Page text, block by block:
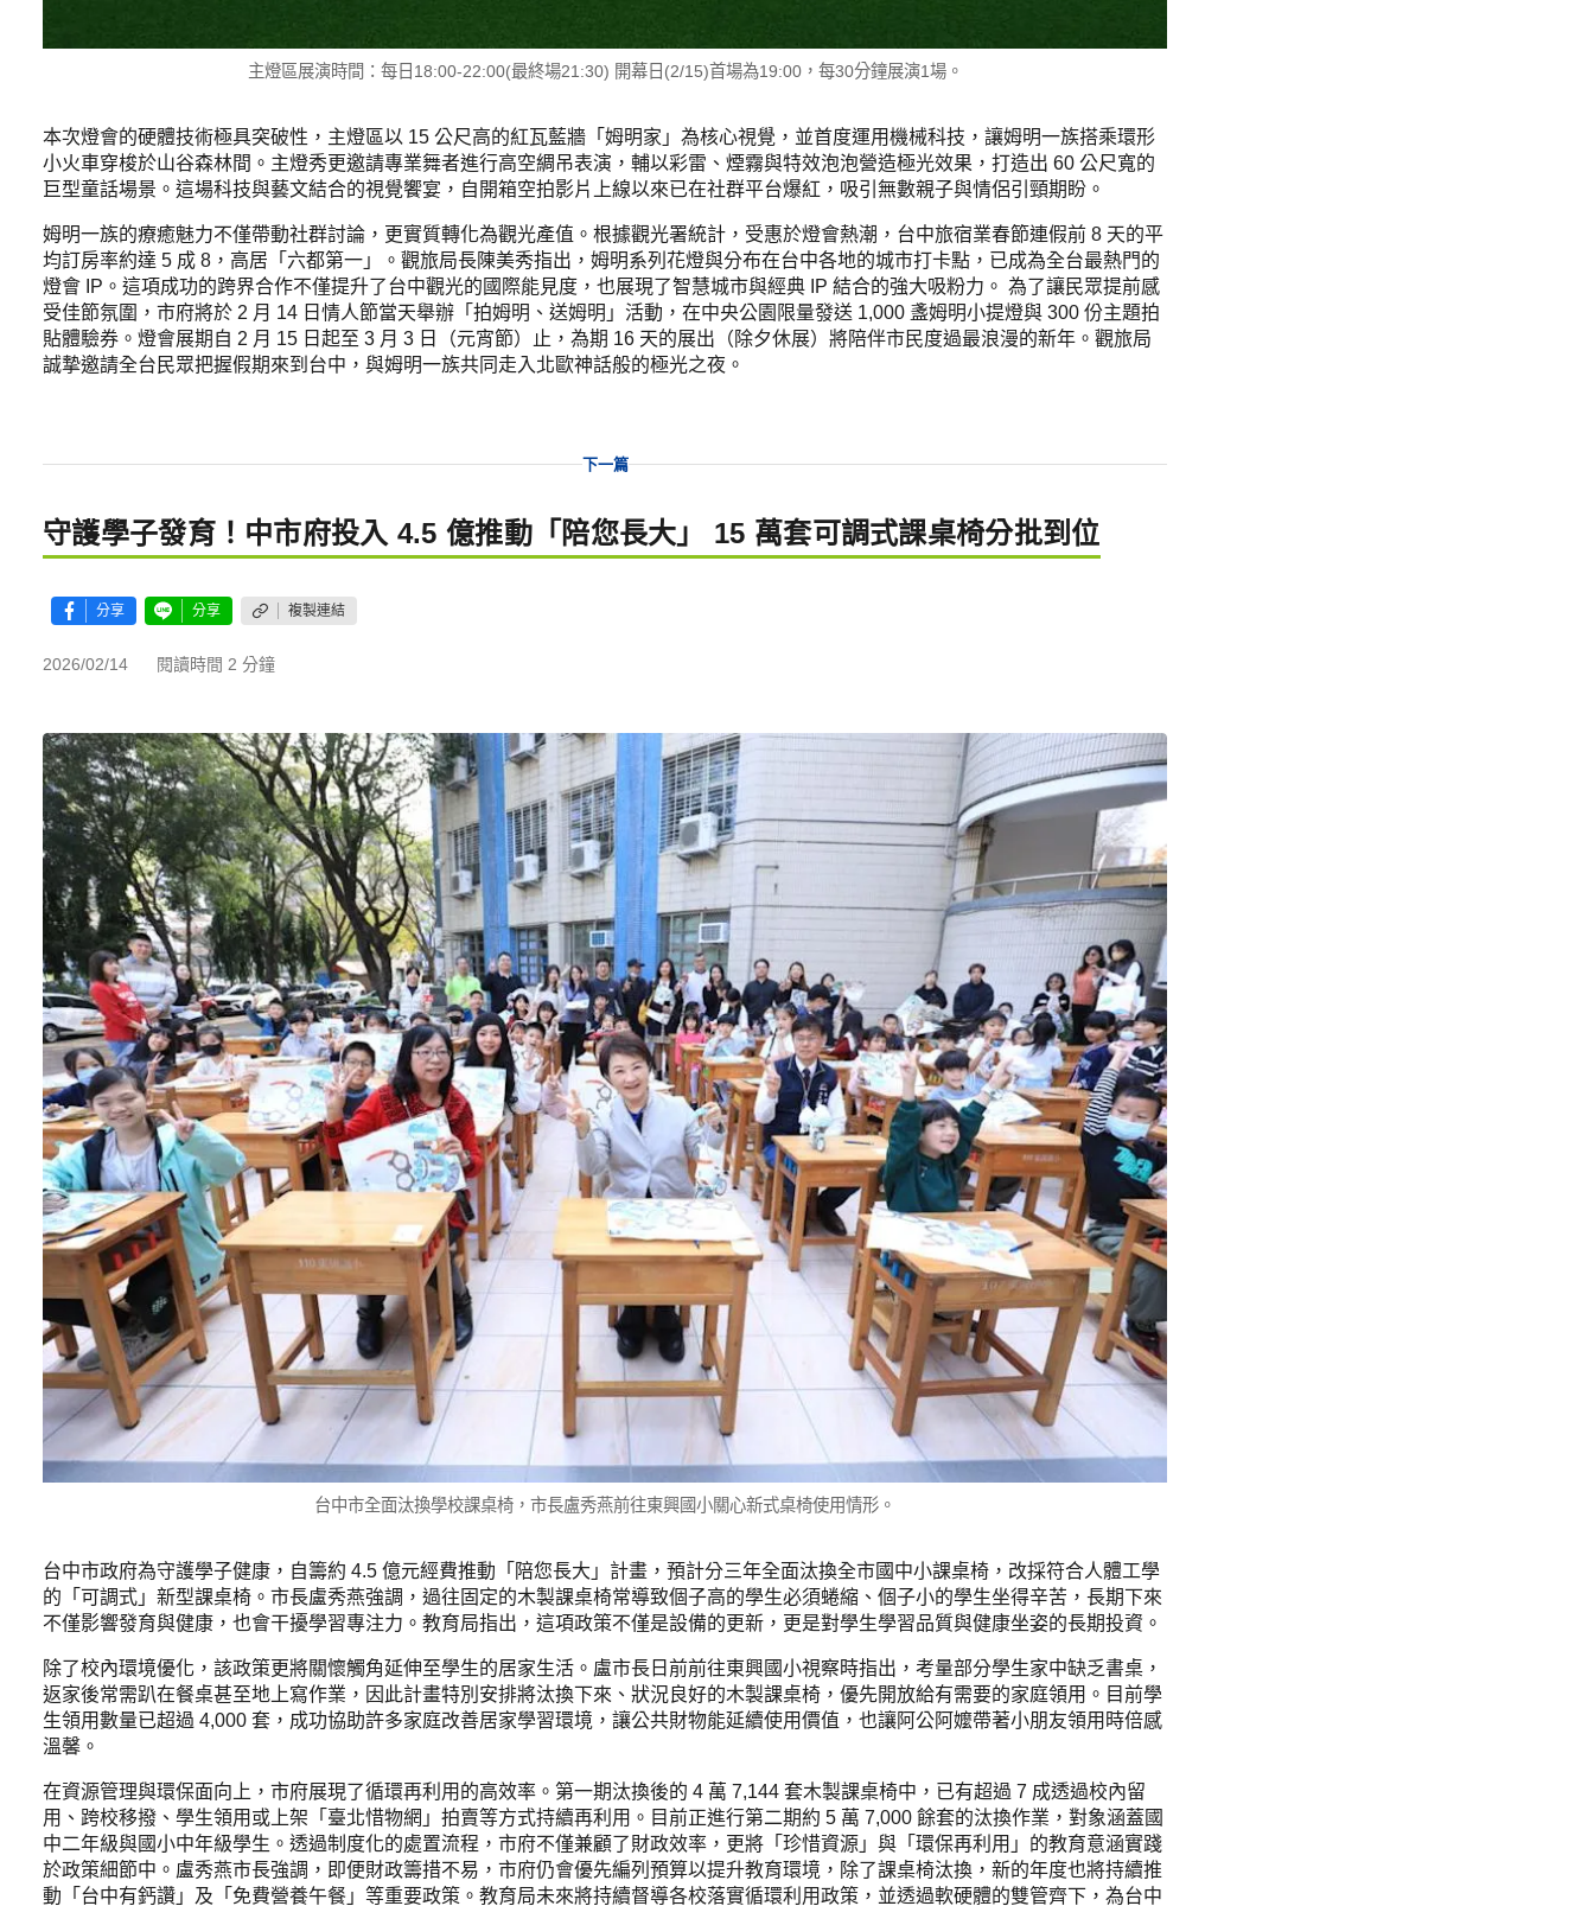
主燈區展演時間：每日18:00-22:00(最終場21:30) 開幕日(2/15)首場為19:00，每30分鐘展演1場。
本次燈會的硬體技術極具突破性，主燈區以 15 公尺高的紅瓦藍牆「姆明家」為核心視覺，並首度運用機械科技，讓姆明一族搭乘環形
小火車穿梭於山谷森林間。主燈秀更邀請專業舞者進行高空綢吊表演，輔以彩雷、煙霧與特效泡泡營造極光效果，打造出 60 公尺寬的
巨型童話場景。這場科技與藝文結合的視覺饗宴，自開箱空拍影片上線以來已在社群平台爆紅，吸引無數親子與情侶引頸期盼。
姆明一族的療癒魅力不僅帶動社群討論，更實質轉化為觀光產值。根據觀光署統計，受惠於燈會熱潮，台中旅宿業春節連假前 8 天的平
均訂房率約達 5 成 8，高居「六都第一」。觀旅局長陳美秀指出，姆明系列花燈與分布在台中各地的城市打卡點，已成為全台最熱門的
燈會 IP。這項成功的跨界合作不僅提升了台中觀光的國際能見度，也展現了智慧城市與經典 IP 結合的強大吸粉力。 為了讓民眾提前感
受佳節氛圍，市府將於 2 月 14 日情人節當天舉辦「拍姆明、送姆明」活動，在中央公園限量發送 1,000 盞姆明小提燈與 300 份主題拍
貼體驗券。燈會展期自 2 月 15 日起至 3 月 3 日（元宵節）止，為期 16 天的展出（除夕休展）將陪伴市民度過最浪漫的新年。觀旅局
誠摯邀請全台民眾把握假期來到台中，與姆明一族共同走入北歐神話般的極光之夜。
下一篇
守護學子發育！中市府投入 4.5 億推動「陪您長大」 15 萬套可調式課桌椅分批到位
分享 分享 複製連結
2026/02/14 閱讀時間 2 分鐘
台中市全面汰換學校課桌椅，市長盧秀燕前往東興國小關心新式桌椅使用情形。
台中市政府為守護學子健康，自籌約 4.5 億元經費推動「陪您長大」計畫，預計分三年全面汰換全市國中小課桌椅，改採符合人體工學
的「可調式」新型課桌椅。市長盧秀燕強調，過往固定的木製課桌椅常導致個子高的學生必須蜷縮、個子小的學生坐得辛苦，長期下來
不僅影響發育與健康，也會干擾學習專注力。教育局指出，這項政策不僅是設備的更新，更是對學生學習品質與健康坐姿的長期投資。
除了校內環境優化，該政策更將關懷觸角延伸至學生的居家生活。盧市長日前前往東興國小視察時指出，考量部分學生家中缺乏書桌，
返家後常需趴在餐桌甚至地上寫作業，因此計畫特別安排將汰換下來、狀況良好的木製課桌椅，優先開放給有需要的家庭領用。目前學
生領用數量已超過 4,000 套，成功協助許多家庭改善居家學習環境，讓公共財物能延續使用價值，也讓阿公阿嬤帶著小朋友領用時倍感
溫馨。
在資源管理與環保面向上，市府展現了循環再利用的高效率。第一期汰換後的 4 萬 7,144 套木製課桌椅中，已有超過 7 成透過校內留
用、跨校移撥、學生領用或上架「臺北惜物網」拍賣等方式持續再利用。目前正進行第二期約 5 萬 7,000 餘套的汰換作業，對象涵蓋國
中二年級與國小中年級學生。透過制度化的處置流程，市府不僅兼顧了財政效率，更將「珍惜資源」與「環保再利用」的教育意涵實踐
於政策細節中。盧秀燕市長強調，即便財政籌措不易，市府仍會優先編列預算以提升教育環境，除了課桌椅汰換，新的年度也將持續推
動「台中有鈣讚」及「免費營養午餐」等重要政策。教育局未來將持續督導各校落實循環利用政策，並透過軟硬體的雙管齊下，為台中